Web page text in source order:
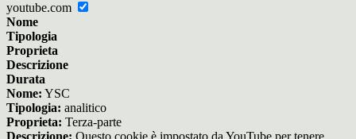
youtube.com
Nome
Tipologia
Proprieta
Descrizione
Durata
Nome: YSC
Tipologia: analitico
Proprieta: Terza-parte